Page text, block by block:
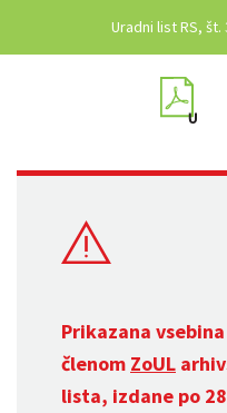
Uradni list RS, št.
Prikazana
členom ZoUL
lista, izdane po